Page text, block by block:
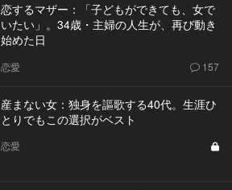
恋するマザー：「子どもができても、女で
いたい」。34歳・主婦の人生が、再び動き
始めた日
恋愛 157
産まない女：独身を謳歌する40代。生涯ひ
とりでもこの選択がベスト
恋愛